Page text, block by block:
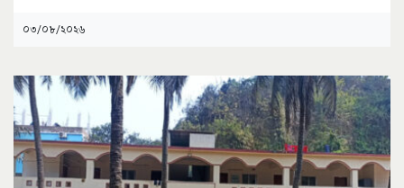
০৩/০৮/২০২৬